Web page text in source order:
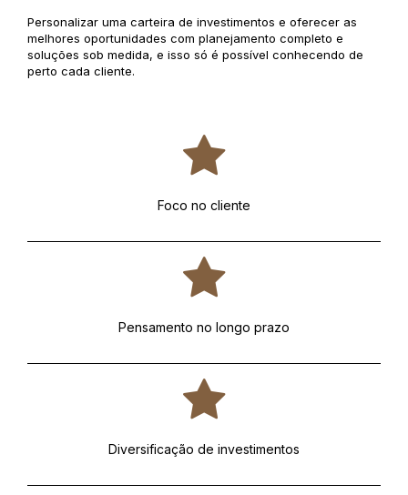
Personalizar uma carteira de investimentos e oferecer as
melhores oportunidades com planejamento completo e
soluções sob medida, e isso só é possível conhecendo de
perto cada cliente.
Foco no cliente
Pensamento no longo prazo
Diversificação de investimentos